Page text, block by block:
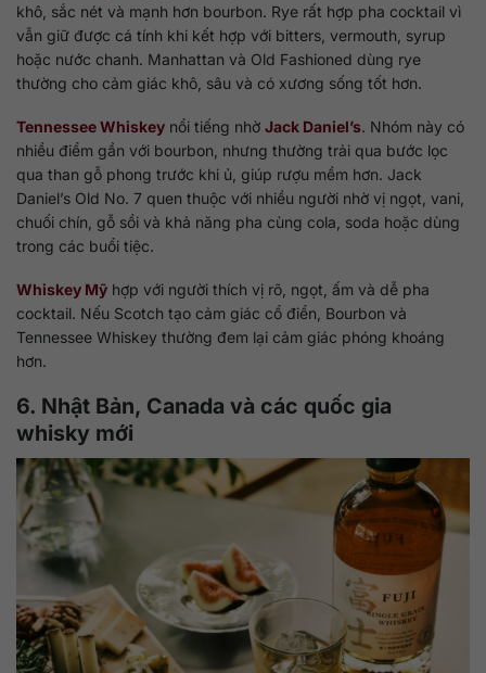
khô, sắc nét và mạnh hơn bourbon. Rye rất hợp pha cocktail vì
vẫn giữ được cá tính khi kết hợp với bitters, vermouth, syrup
hoặc nước chanh. Manhattan và Old Fashioned dùng rye
thường cho cảm giác khô, sâu và có xương sống tốt hơn.
Tennessee Whiskey nổi tiếng nhờ Jack Daniel’s. Nhóm này có
nhiều điểm gần với bourbon, nhưng thường trải qua bước lọc
qua than gỗ phong trước khi ủ, giúp rượu mềm hơn. Jack
Daniel’s Old No. 7 quen thuộc với nhiều người nhờ vị ngọt, vani,
chuối chín, gỗ sồi và khả năng pha cùng cola, soda hoặc dùng
trong các buổi tiệc.
Whiskey Mỹ hợp với người thích vị rõ, ngọt, ấm và dễ pha
cocktail. Nếu Scotch tạo cảm giác cổ điển, Bourbon và
Tennessee Whiskey thường đem lại cảm giác phóng khoáng
hơn.
6. Nhật Bản, Canada và các quốc gia
whisky mới